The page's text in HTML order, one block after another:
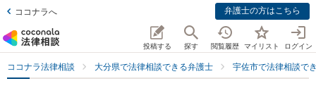
ココナラへ 弁護士の方はこちら
投稿する 探す 閲覧履歴 マイリスト ログイン
ココナラ法律相談 大分県で法律相談できる弁護士 宇佐市で法律相談で